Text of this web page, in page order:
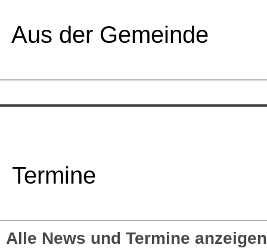
Aus der Gemeinde
Termine
Alle News und Termine anzeigen